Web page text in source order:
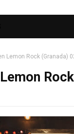
Lemon Rock (Granada)